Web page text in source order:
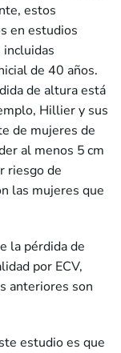
estos
en estudios
de 40 años.
de altura está
Hillier y sus
de mujeres de
al menos 5 cm
riesgo de
las mujeres que
la pérdida de
por ECV,
anteriores son
estudio es que